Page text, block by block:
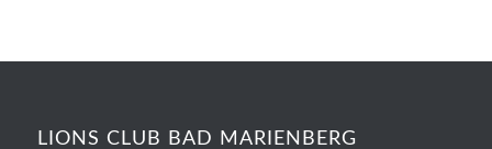
LIONS CLUB BAD MARIENBERG